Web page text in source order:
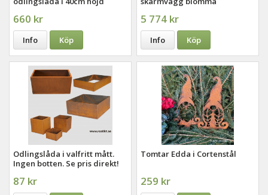
660 kr
Info Köp
5 774 kr
Info Köp
Odlingslåda i valfritt mått.
Ingen botten. Se pris direkt!
87 kr
Tomtar Edda i Cortenstål
259 kr